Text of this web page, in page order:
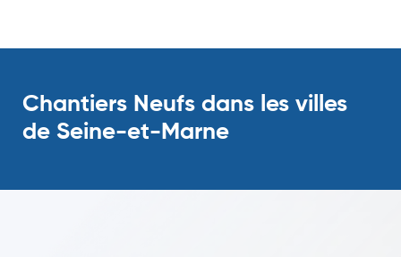
Chantiers Neufs dans les villes
de Seine-et-Marne